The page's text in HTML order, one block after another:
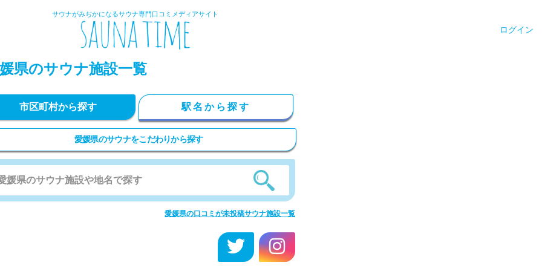
サウナがみぢかになるサウナ専門口コミメディアサイト
ログイン
県のサウナ施設一覧
市区町村から探す 駅名から探す
愛媛県のサウナをこだわりから探す
愛媛県の口コミが未投稿サウナ施設一覧